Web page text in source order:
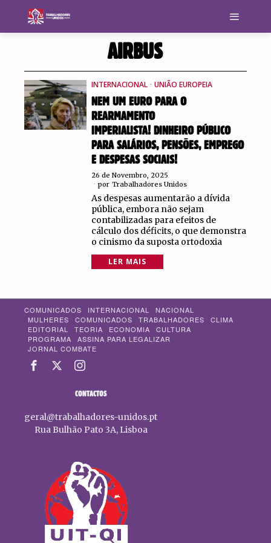
AIRBUS
INTERNACIONAL · UNIÃO EUROPEIA
NEM UM EURO PARA O
REARMAMENTO
IMPERIALISTA! DINHEIRO PÚBLICO
PARA SALÁRIOS, PENSÕES, EMPREGO
E DESPESAS SOCIAIS!
26 de Novembro, 2025
por Trabalhadores Unidos
As despesas aumentarão a dívida
pública, embora não sejam
contabilizadas para efeitos de
cálculo dos déficits, o que demonstra
o cinismo da suposta ortodoxia
LER MAIS
COMUNICADOS INTERNACIONAL
NACIONAL
MULHERES
COMUNICADOS TRABALHADORES
CLIMA
EDITORIAL
TEORIA ECONOMIA
CULTURA
PROGRAMA
ASSINA PARA LEGALIZAR
JORNAL COMBATE
CONTACTOS
geral@trabalhadores-unidos.pt
Rua Bulhão Pato 3A, Lisboa